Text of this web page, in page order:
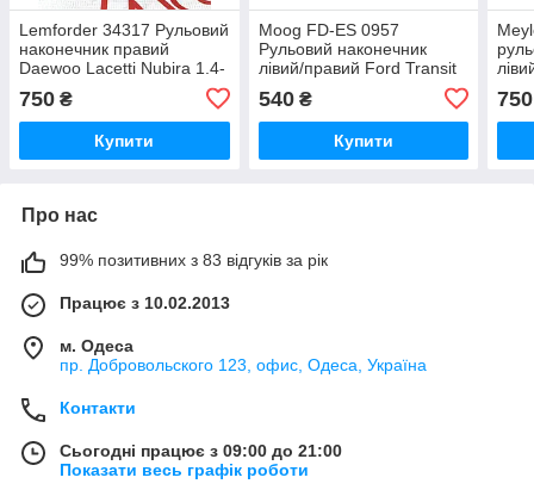
Lemforder 34317 Рульовий
наконечник правий
Daewoo Lacetti Nubira 1.4-
750 ₴
Купити
Moog FD-ES 0957
Рульовий наконечник
лівий/правий Ford Transit
540₴
Купити
750
Про нас
99% позитивних з 83 відгуків за рік
Працює з 10.02.2013
м. Одеса
пр. Добровольского 123, офис, Одеса, Україна
Контакти
Сьогодні працює з 09:00 до 21:00
Показати весь графік роботи